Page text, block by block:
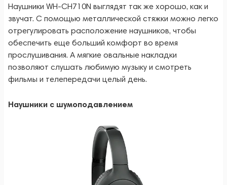
Наушники WH-CH710N выглядят так же хорошо, как и
звучат. С помощью металлической стяжки можно легко
отрегулировать расположение наушников, чтобы
обеспечить еще больший комфорт во время
прослушивания. А мягкие овальные накладки
позволяют слушать любимую музыку и смотреть
фильмы и телепередачи целый день.
Наушники с шумоподавлением